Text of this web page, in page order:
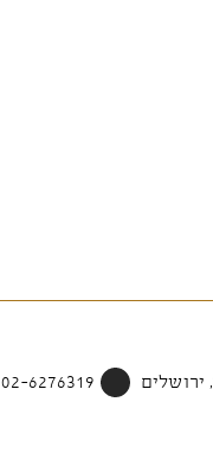
02-6276319 ,052-4002478